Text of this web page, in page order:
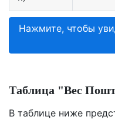
Нажмите, чтобы
Таблица "Вес
В таблице ниже